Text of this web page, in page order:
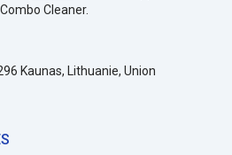
Cleaner.
Kaunas, Lithuanie, Union